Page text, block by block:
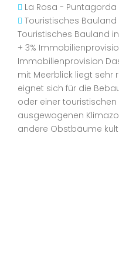
La Rosa - Puntagorda
Touristisches Bauland
Touristisches Bauland
+ 3%
Immobilienprovision
mit Meerblick liegt sehr
eignet sich für die
oder einer touristischen
ausgewogenen
andere Obstbäume